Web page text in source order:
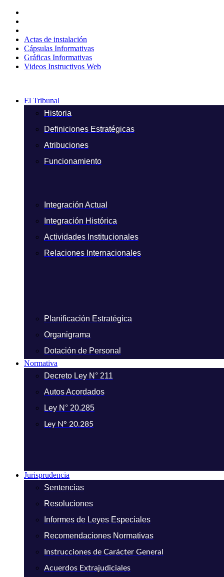
contenido
Actas de instalación
Cápsulas Informativas
Gráficas Informativas
Videos Instructivos Web
El Tribunal
Historia
Definiciones Estratégicas
Atribuciones
Funcionamiento
Integración Actual
Integración Histórica
Actividades Institucionales
Relaciones Internacionales
Planificación Estratégica
Organigrama
Dotación de Personal
Normativa
Decreto Ley N° 211
Autos Acordados
Ley N° 20.285
Ley N° 20.285
Jurisprudencia
Sentencias
Resoluciones
Informes de Leyes Especiales
Recomendaciones Normativas
Instrucciones de Carácter General
Acuerdos Extrajudiciales